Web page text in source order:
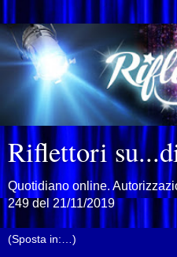
Riflettori
Quotidiano online.
249 del 21/11/2019